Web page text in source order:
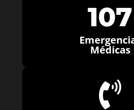
107
Médicas
